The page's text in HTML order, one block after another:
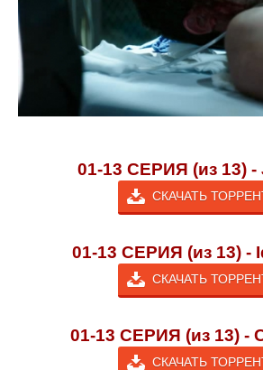
01-13 СЕРИЯ (из 13) -
СКАЧАТЬ
01-13 СЕРИЯ (из 13) -
СКАЧАТЬ
01-13 СЕРИЯ (из 13) -
СКАЧАТЬ